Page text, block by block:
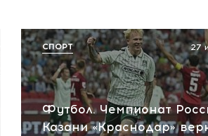
Футбол. Чемпионат
Казани «Краснодар»
27
СПОРТ